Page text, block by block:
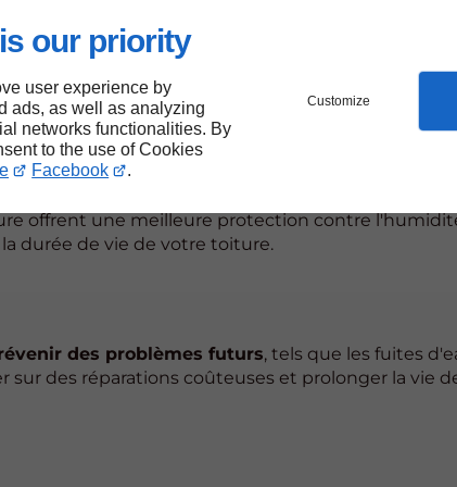
our priority
user experience by
ads, as well as analyzing
networks functionalities. By
to the use of Cookies
Facebook .
Customize
des délais. Cette planification évite les retards et
offrent une meilleure protection contre
durée de vie de votre toiture.
des problèmes futurs, tels que les fuites
des réparations coûteuses et prolonger la vie